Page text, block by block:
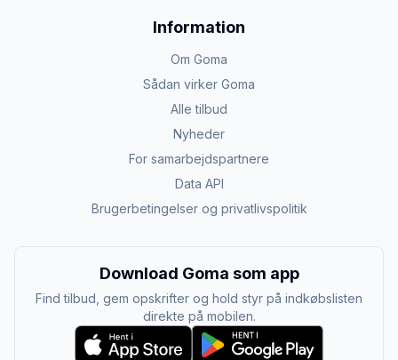
Information
Om Goma
Sådan virker Goma
Alle tilbud
Nyheder
For samarbejdspartnere
Data API
Brugerbetingelser og privatlivspolitik
Download Goma som app
Find tilbud, gem opskrifter og hold styr på indkøbslisten
direkte på mobilen.